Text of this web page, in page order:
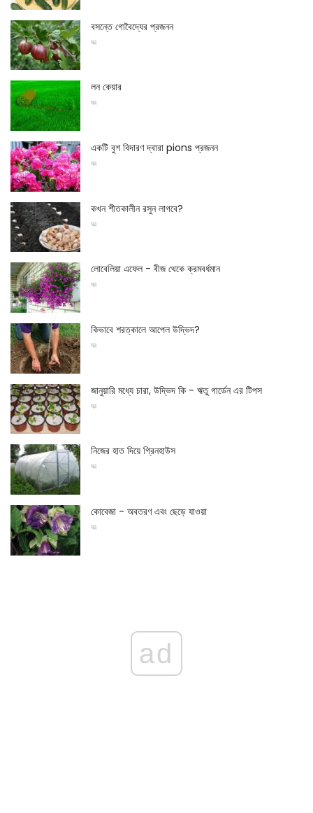
বসন্তে গোবৈদ্যের প্রজনন
ঘর
লন কেয়ার
ঘর
একটি বুশ বিদারণ দ্বারা pions প্রজনন
ঘর
কখন শীতকালীন রসুন লাগবে?
ঘর
লোবেলিয়া এফেল - বীজ থেকে ক্রমবর্ধমান
ঘর
কিভাবে শরত্কালে আপেল উদ্ভিদ?
ঘর
জানুয়ারি মধ্যে চারা, উদ্ভিদ কি - ঋতু গার্ডেন এর টিপস
ঘর
নিজের হাত দিয়ে গ্রিনহাউস
ঘর
কোবেজা - অবতরণ এবং ছেড়ে যাওয়া
ঘর
ad